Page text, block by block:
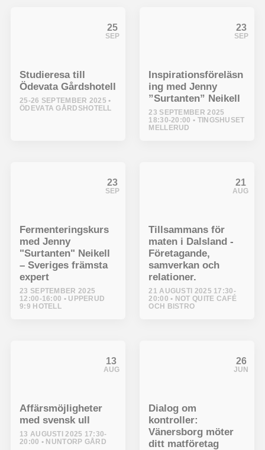
25
SEP
Studieresa till
Ödevata Gårdshotell
25-26 SEPTEMBER 2025
ÖDEVATA GÅRDSHOTELL
23
SEP
Inspirationsföreläsn
ing med Jenny
”Surtanten” Neikell
23 SEPTEMBER 2025
18:30-20:00
TINGSHUSET
MELLERUD
23
SEP
Fermenteringskurs
med Jenny
"Surtanten" Neikell
– Sveriges främsta
expert
23 SEPTEMBER 2025
12:00-16:00
UPPERUD
9:9 HOTELL
21
AUG
Tillsammans för
maten i Dalsland -
Företagande,
samverkan och
relationer.
21 AUGUSTI 2025 17:30-
20:00
NOT QUITE CAFÉ
OCH BISTRO
13
AUG
Affärsmöjligheter
med svensk ull
13 AUGUSTI 2025 17:30-
20:00
NUNTORP GÅRD
26
JUN
Dialog om
kontroller:
Vänersborg möter
ditt matföretag